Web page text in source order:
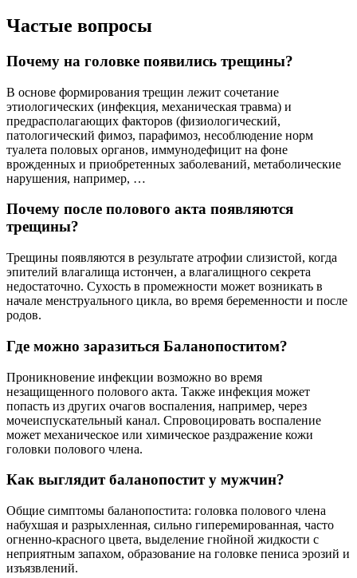
Частые вопросы
Почему на головке появились трещины?
В основе формирования трещин лежит сочетание
этиологических (инфекция, механическая травма) и
предрасполагающих факторов (физиологический,
патологический фимоз, парафимоз, несоблюдение норм
туалета половых органов, иммунодефицит на фоне
врожденных и приобретенных заболеваний, метаболические
нарушения, например, …
Почему после полового акта появляются
трещины?
Трещины появляются в результате атрофии слизистой, когда
эпителий влагалища истончен, а влагалищного секрета
недостаточно. Сухость в промежности может возникать в
начале менструального цикла, во время беременности и после
родов.
Где можно заразиться Баланопоститом?
Проникновение инфекции возможно во время
незащищенного полового акта. Также инфекция может
попасть из других очагов воспаления, например, через
мочеиспускательный канал. Спровоцировать воспаление
может механическое или химическое раздражение кожи
головки полового члена.
Как выглядит баланопостит у мужчин?
Общие симптомы баланопостита: головка полового члена
набухшая и разрыхленная, сильно гиперемированная, часто
огненно-красного цвета, выделение гнойной жидкости с
неприятным запахом, образование на головке пениса эрозий и
изъязвлений.